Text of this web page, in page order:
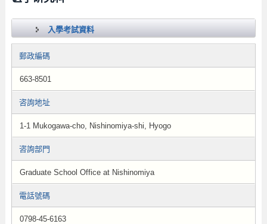
入學考試資料
郵政編碼
663-8501
咨詢地址
1-1 Mukogawa-cho, Nishinomiya-shi, Hyogo
咨詢部門
Graduate School Office at Nishinomiya
電話號碼
0798-45-6163